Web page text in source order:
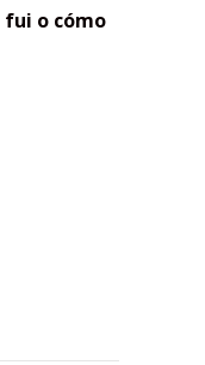
fui o cómo